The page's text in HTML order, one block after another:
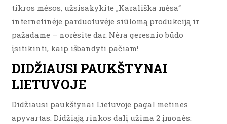
tikros mėsos, užsisakykite „Karališka mėsa“
internetinėje parduotuvėje siūlomą produkciją ir
pažadame – norėsite dar. Nėra geresnio būdo
įsitikinti, kaip išbandyti pačiam!
DIDŽIAUSI PAUKŠTYNAI
LIETUVOJE
Didžiausi paukštynai Lietuvoje pagal metines
apyvartas. Didžiąją rinkos dalį užima 2 įmonės: